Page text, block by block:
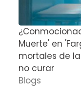
Muerte' en
mortales de
no curar
Blogs